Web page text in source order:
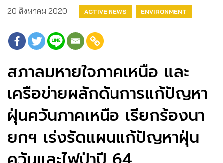
20 สิงหาคม 2020 ACTIVE NEWS ENVIRONMENT
สภาลมหายใจภาคเหนือ และ
เครือข่ายผลักดันการแก้ปัญหา
ฝุ่นควันภาคเหนือ เรียกร้องนา
ยกฯ เร่งรัดแผนแก้ปัญหาฝุ่น